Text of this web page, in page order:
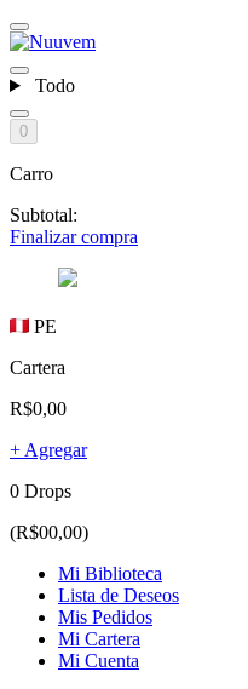
Todo
0
Carro
Subtotal:
Finalizar compra
PE
Cartera
R$0,00
+ Agregar
0 Drops
(R$00,00)
Mi Biblioteca
Lista de Deseos
Mis Pedidos
Mi Cartera
Mi Cuenta